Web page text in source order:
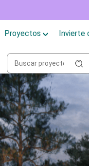
Proyectos Invierte